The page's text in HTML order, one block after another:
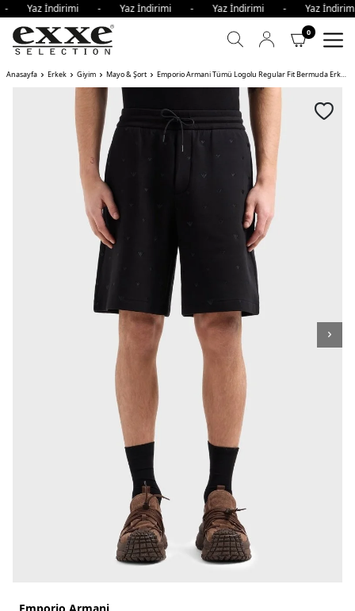
Yaz İndirimi - Yaz İndirimi - Yaz İndirimi - Yaz
0
Anasayfa Erkek Giyim Mayo & Şort Emporio Armani Tümü Logolu Regular Fit Bermuda Erkek Short